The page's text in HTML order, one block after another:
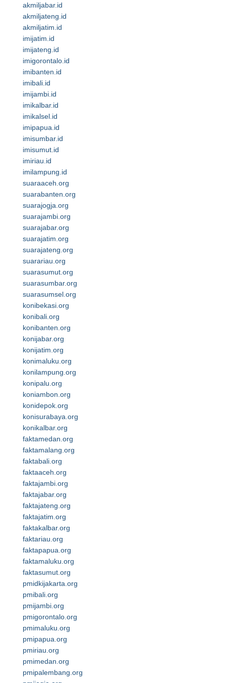
akmiljabar.id
akmiljateng.id
akmiljatim.id
imijatim.id
imijateng.id
imigorontalo.id
imibanten.id
imibali.id
imijambi.id
imikalbar.id
imikalsel.id
imipapua.id
imisumbar.id
imisumut.id
imiriau.id
imilampung.id
suaraaceh.org
suarabanten.org
suarajogja.org
suarajambi.org
suarajabar.org
suarajatim.org
suarajateng.org
suarariau.org
suarasumut.org
suarasumbar.org
suarasumsel.org
konibekasi.org
konibali.org
konibanten.org
konijabar.org
konijatim.org
konimaluku.org
konilampung.org
konipalu.org
koniambon.org
konidepok.org
konisurabaya.org
konikalbar.org
faktamedan.org
faktamalang.org
faktabali.org
faktaaceh.org
faktajambi.org
faktajabar.org
faktajateng.org
faktajatim.org
faktakalbar.org
faktariau.org
faktapapua.org
faktamaluku.org
faktasumut.org
pmidkijakarta.org
pmibali.org
pmijambi.org
pmigorontalo.org
pmimaluku.org
pmipapua.org
pmiriau.org
pmimedan.org
pmipalembang.org